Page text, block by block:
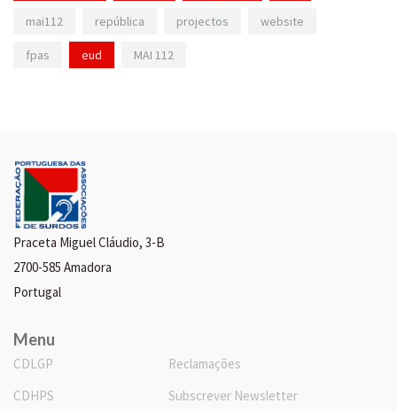
mai112 república projectos website
fpas eud MAI 112
Praceta Miguel Cláudio, 3-B
2700-585 Amadora
Portugal
Menu
CDLGP
CDHPS
Reclamações
Subscrever Newsletter